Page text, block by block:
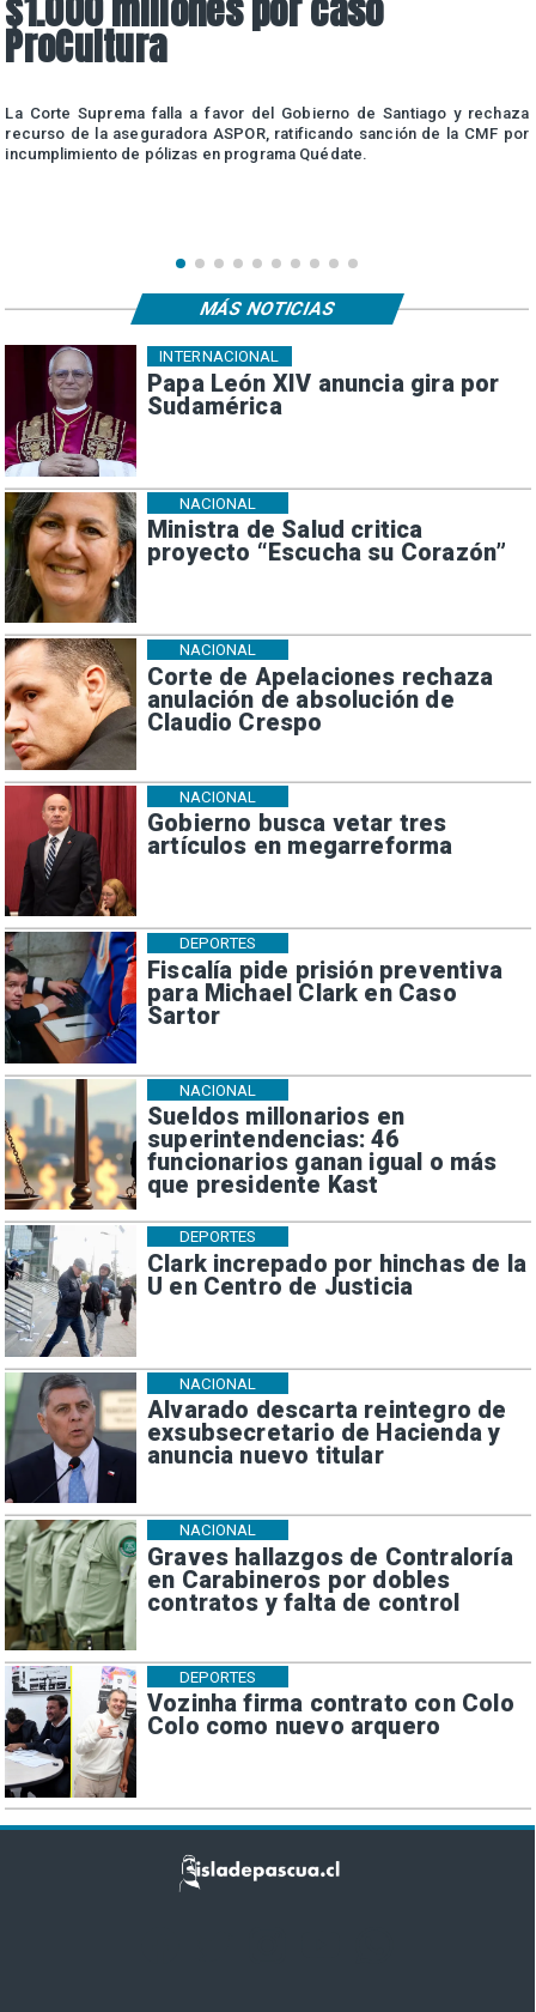
$1.000 millones por caso
ProCultura
La Corte Suprema falla a favor del Gobierno de Santiago y rechaza
recurso de la aseguradora ASPOR, ratificando sanción de la CMF por
incumplimiento de pólizas en programa Quédate.
Papa León XIV anuncia gira por
Sudamérica
INTERNACIONAL
Ministra de Salud critica
proyecto “Escucha su Corazón”
NACIONAL
Corte de Apelaciones rechaza
anulación de absolución de
Claudio Crespo
NACIONAL
Gobierno busca vetar tres
artículos en megarreforma
NACIONAL
Fiscalía pide prisión preventiva
para Michael Clark en Caso
Sartor
DEPORTES
Sueldos millonarios en
superintendencias: 46
funcionarios ganan igual o más
que presidente Kast
NACIONAL
Clark increpado por hinchas de la
U en Centro de Justicia
DEPORTES
Alvarado descarta reintegro de
exsubsecretario de Hacienda y
anuncia nuevo titular
NACIONAL
Graves hallazgos de Contraloría
en Carabineros por dobles
contratos y falta de control
NACIONAL
Vozinha firma contrato con Colo
Colo como nuevo arquero
DEPORTES
MÁS NOTICIAS